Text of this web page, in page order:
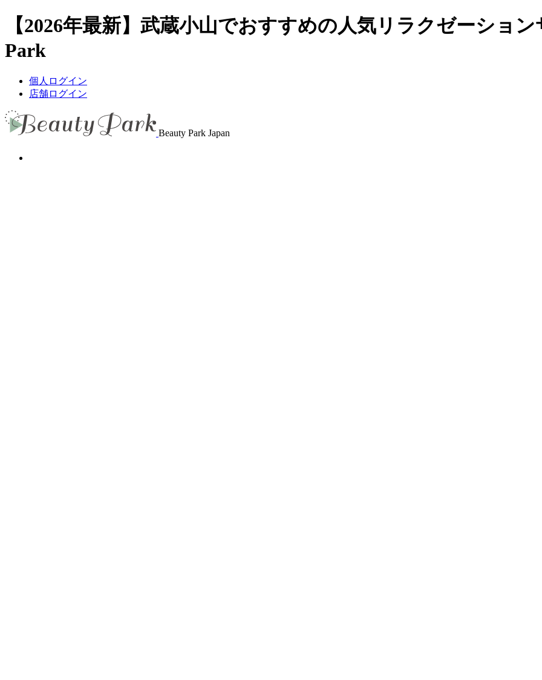
【2026年最新】武蔵小山でおすすめの人気リラクゼーショ
Park
個人ログイン
店舗ログイン
Beauty Park Japan